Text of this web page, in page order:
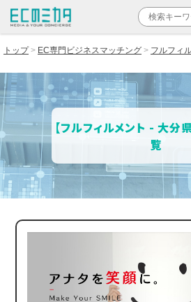
トップ EC専門ビジネスマッチング フルフィ
【フルフィルメント - 大分
覧